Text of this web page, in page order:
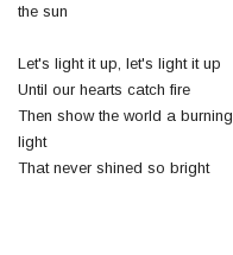
the sun
Let's light it up, let's light it up
Until our hearts catch fire
Then show the world a burning
light
That never shined so bright